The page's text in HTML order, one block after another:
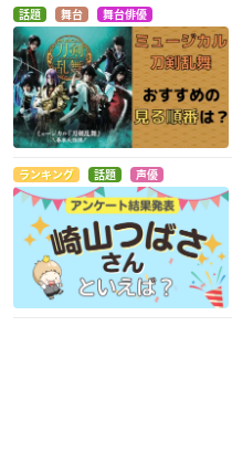
話題 舞台 舞台俳優
ランキング 話題 声優